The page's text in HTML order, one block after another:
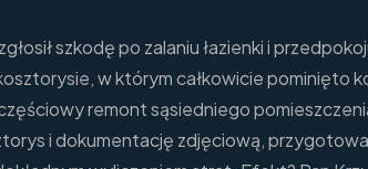
szkodę po zalaniu łazienki i
w którym całkowicie pominięto
remont sąsiedniego
i dokumentację zdjęciową,